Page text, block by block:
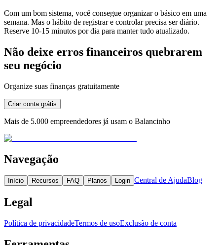
Com um bom sistema, você consegue organizar o básico em uma
semana. Mas o hábito de registrar e controlar precisa ser diário.
Reserve 10-15 minutos por dia para manter tudo atualizado.
Não deixe erros financeiros quebrarem
seu negócio
Organize suas finanças gratuitamente
Criar conta grátis
Mais de 5.000 empreendedores já usam o Balancinho
Navegação
Início Recursos FAQ Planos Login Central de AjudaBlog
Legal
Política de privacidadeTermos de usoExclusão de conta